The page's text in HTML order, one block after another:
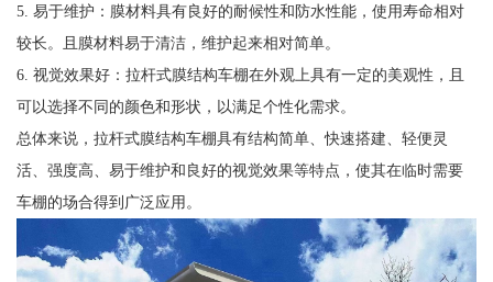
5. 易于维护：膜材料具有良好的耐候性和防水性能，使用寿命相对
较长。且膜材料易于清洁，维护起来相对简单。
6. 视觉效果好：拉杆式膜结构车棚在外观上具有一定的美观性，且
可以选择不同的颜色和形状，以满足个性化需求。
总体来说，拉杆式膜结构车棚具有结构简单、快速搭建、轻便灵
活、强度高、易于维护和良好的视觉效果等特点，使其在临时需要
车棚的场合得到广泛应用。